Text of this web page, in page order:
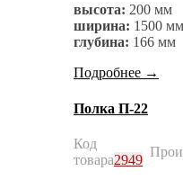
высота: 200 мм
ширина: 1500 мм
глубина: 166 мм
Подробнее →
Полка П-22
Код
товара2949